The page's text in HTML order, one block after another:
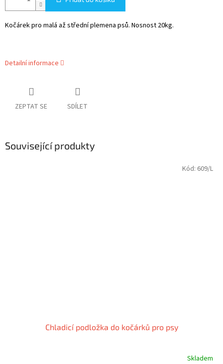
Kočárek pro malá až střední plemena psů. Nosnost 20kg.
Detailní informace
ZEPTAT SE SDÍLET
Související produkty
Chladicí podložka do kočárků pro psy
Skladem
Kód: 609/L